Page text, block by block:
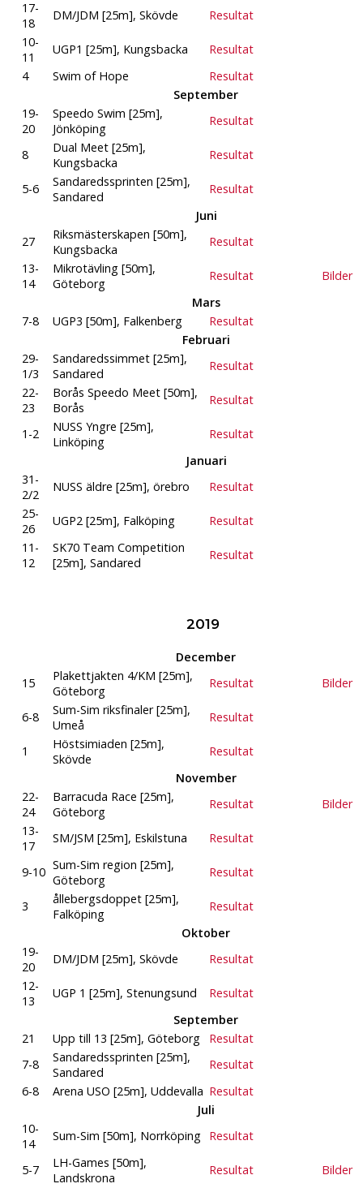
17-
18
DM/JDM [25m], Skövde
Resultat
10-
11
UGP1 [25m], Kungsbacka
Resultat
4
Swim of Hope
Resultat
September
19-
20
Speedo Swim [25m],
Jönköping
Resultat
8
Dual Meet [25m],
Kungsbacka
Resultat
5-6
Sandaredssprinten [25m],
Sandared
Resultat
Juni
27
Riksmästerskapen [50m],
Kungsbacka
Resultat
13-
14
Mikrotävling [50m],
Göteborg
Resultat
Bilder
Mars
7-8
UGP3 [50m], Falkenberg
Resultat
Februari
29-
1/3
Sandaredssimmet [25m],
Sandared
Resultat
22-
23
Borås Speedo Meet [50m],
Borås
Resultat
1-2
NUSS Yngre [25m],
Linköping
Resultat
Januari
31-
2/2
NUSS äldre [25m], örebro
Resultat
25-
26
UGP2 [25m], Falköping
Resultat
11-
12
SK70 Team Competition
[25m], Sandared
Resultat
2019
December
15
Plakettjakten 4/KM [25m],
Göteborg
Resultat Bilder
6-8
Sum-Sim riksfinaler [25m],
Umeå
Resultat
1
Höstsimiaden [25m],
Skövde
Resultat
November
22-
24
Barracuda Race [25m],
Göteborg
Resultat
Bilder
13-
17
SM/JSM [25m], Eskilstuna Resultat
9-10 Sum-Sim region [25m],
Göteborg
Resultat
3
ållebergsdoppet [25m],
Falköping
Resultat
Oktober
19-
20
DM/JDM [25m], Skövde
Resultat
12-
13
UGP 1 [25m], Stenungsund
Resultat
September
21
Upp till 13 [25m], Göteborg
Resultat
7-8
Sandaredssprinten [25m],
Sandared
Resultat
6-8
Arena USO [25m], Uddevalla Resultat
Juli
10-
14
Sum-Sim [50m], Norrköping Resultat
5-7
LH-Games [50m],
Landskrona
Resultat
Bilder